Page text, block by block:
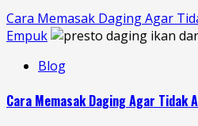
Cara Memasak Daging Agar
Empuk
Blog
Cara Memasak Daging Agar Tidak